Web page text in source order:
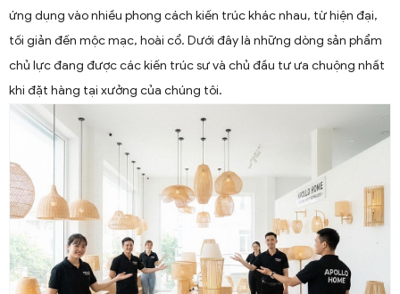
ứng dụng vào nhiều phong cách kiến trúc khác nhau, từ hiện đại,
tối giản đến mộc mạc, hoài cổ. Dưới đây là những dòng sản phẩm
chủ lực đang được các kiến trúc sư và chủ đầu tư ưa chuộng nhất
khi đặt hàng tại xưởng của chúng tôi.